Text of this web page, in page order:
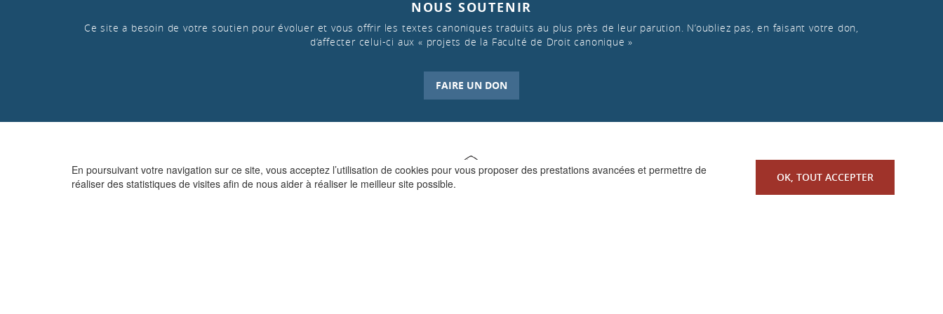
En poursuivant votre navigation sur ce site, vous acceptez l’utilisation de cookies pour vous proposer des prestations avancées et permettre de
réaliser des statistiques de visites afin de nous aider à réaliser le meilleur site possible.
OK, TOUT ACCEPTER
NOUS SOUTENIR
Ce site a besoin de votre soutien pour évoluer et vous offrir les textes canoniques traduits au plus près de leur parution. N’oubliez pas, en faisant votre don,
d’affecter celui-ci aux « projets de la Faculté de Droit canonique »
FAIRE UN DON